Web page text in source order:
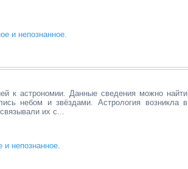
и непознанное.
к астрономии. Данные сведения можно найти
небом и звёздами. Астрология возникла в
их с...
непознанное.